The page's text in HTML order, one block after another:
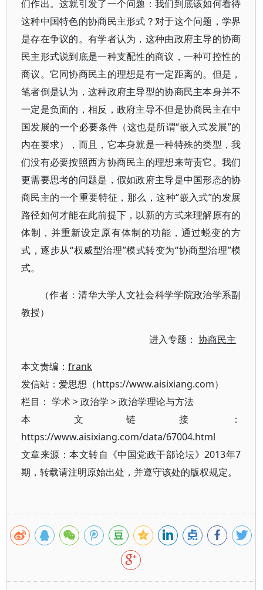
们作出。这就引发了一个问题：我们到底该如何看待
这种中国特色的协商民主形式？对于这个问题，学界
是存在争议的。有学者认为，这种由政府主导的协商
民主形式说到底是一种支配性的商议，一种可控性的
商议。它同协商民主的理想是有一定距离的。但是，
笔者倒是认为，这种政府主导型的协商民主本身并不
一定是负面的，相反，政府主导不但是协商民主在中
国发展的一个必要条件（这也是所谓“嵌入式发展”的
内在要求），而且，它本身就是一种特殊的类型，我
们没有必要按照西方协商民主的理想来苛责它。我们
更需要思考的问题是，假如政府主导是中国形态的协
商民主的一个重要特征，那么，这种“嵌入式”的发展
路径如何才能在此前提下，以新的方式来理解原有的
体制，并重新设定原有体制的功能，通过蜕变的方
式，逐步从“权威型治理”模式转变为“协商型治理”模
式。
（作者：清华大学人文社会科学学院政治学系副
教授）
进入专题：协商民主
本文责编： frank
发信站：爱思想（https://www.aisixiang.com）
栏目： 学术>政治学 >政治学理论与方法
本文链接：
https://www.aisixiang.com/data/67004.html
文章来源：本文转自《中国党政干部论坛》2013年7
期，转载请注明原始出处，并遵守该处的版权规定。